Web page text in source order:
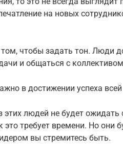
на новых
чтобы задать тон. Люди
и общаться с коллективом
в достижении успеха
этих людей не будет ожидать
это требует времени. Но они
вы стремитесь быть.